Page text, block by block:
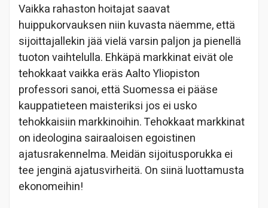
Vaikka rahaston hoitajat saavat
huippukorvauksen niin kuvasta näemme, että
sijoittajallekin jää vielä varsin paljon ja pienellä
tuoton vaihtelulla. Ehkäpä markkinat eivät ole
tehokkaat vaikka eräs Aalto Yliopiston
professori sanoi, että Suomessa ei pääse
kauppatieteen maisteriksi jos ei usko
tehokkaisiin markkinoihin. Tehokkaat markkinat
on ideologina sairaaloisen egoistinen
ajatusrakennelma. Meidän sijoitusporukka ei
tee jenginä ajatusvirheitä. On siinä luottamusta
ekonomeihin!